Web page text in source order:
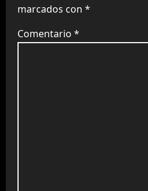
marcados con *
Comentario *